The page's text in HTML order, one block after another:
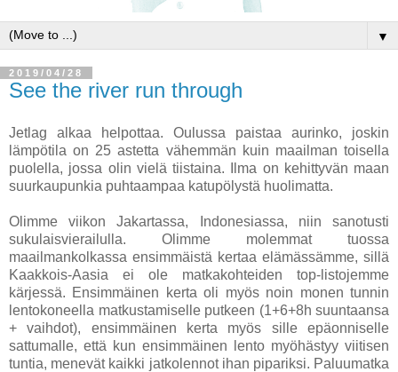
▼
2019/04/28
See the river run through
Jetlag alkaa helpottaa. Oulussa paistaa aurinko, joskin
lämpötila on 25 astetta vähemmän kuin maailman toisella
puolella, jossa olin vielä tiistaina. Ilma on kehittyvän maan
suurkaupunkia puhtaampaa katupölystä huolimatta.
Olimme viikon Jakartassa, Indonesiassa, niin sanotusti
sukulaisvierailulla. Olimme molemmat tuossa
maailmankolkassa ensimmäistä kertaa elämässämme, sillä
Kaakkois-Aasia ei ole matkakohteiden top-listojemme
kärjessä. Ensimmäinen kerta oli myös noin monen tunnin
lentokoneella matkustamiselle putkeen (1+6+8h suuntaansa
+ vaihdot), ensimmäinen kerta myös sille epäonniselle
sattumalle, että kun ensimmäinen lento myöhästyy viitisen
tuntia, menevät kaikki jatkolennot ihan pipariksi. Paluumatka